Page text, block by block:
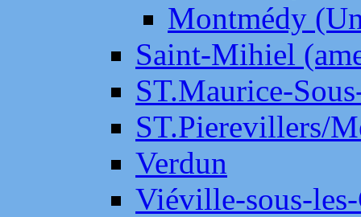
Montmédy
Saint-Mihiel
ST.Maurice-
ST.Pierevillers/
Verdun
Viéville-sous-